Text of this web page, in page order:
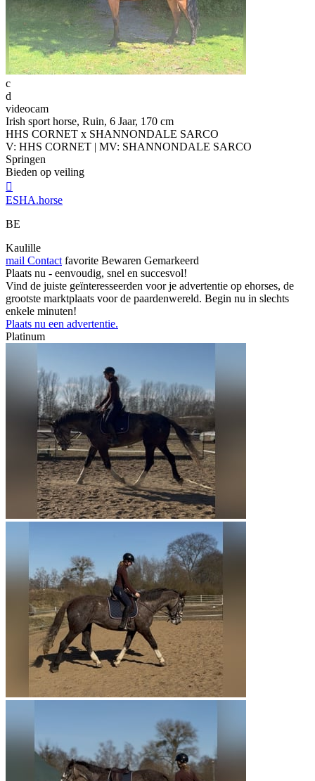
c
d
videocam
Irish sport horse, Ruin, 6 Jaar, 170 cm
HHS CORNET x SHANNONDALE SARCO
V: HHS CORNET | MV: SHANNONDALE SARCO
Springen
Bieden op veiling

ESHA.horse
BE
Kaulille
mail Contact favorite Bewaren Gemarkeerd
Plaats nu - eenvoudig, snel en succesvol!
Vind de juiste geïnteresseerden voor je advertentie op ehorses, de
grootste marktplaats voor de paardenwereld. Begin nu in slechts
enkele minuten!
Plaats nu een advertentie.
Platinum